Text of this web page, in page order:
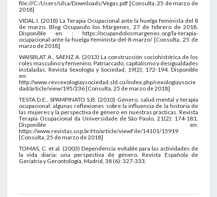
file:///C:/Users/silsa/Downloads/Vegas.pdf [Consulta, 25 de marzo de
2018]
VIDAL I. (2018) La Terapia Ocupacional ante la huelga feminista del 8
de marzo. Blog Ocupando los Márgenes, 27 de febrero de 2018.
Disponible en : https://ocupandolosmargenes.org/la-terapia-
ocupacional-ante-la-huelga-feminista-del-8-marzo/ [Consulta, 25 de
marzo de 2018]
WAISBLAT A., SÁENZ A. (2013) La construcción sociohistórica de los
roles masculino y femenino. Patriarcado, capitalismo y desigualdades
instaladas. Revista Sexología y Sociedad, 19(2): 172-194. Disponible
en:
http://www.revsexologiaysociedad.sld.cu/index.php/sexologiaysocie
dad/article/view/195/236 [Consulta, 25 de marzo de 2018]
TESTA D.E., SPAMPINATO S.B. (2010) Género, salud mental y terapia
ocupacional: algunas reflexiones sobre la influencia de la historia de
las mujeres y la perspectiva de género en nuestras prácticas. Revista
Terapia Ocupacional da Universidade de São Paulo, 21(2): 174-181.
Disponible en:
https://www.revistas.usp.br/rto/article/viewFile/14101/15919
[Consulta, 25 de marzo de 2018]
TOMAS, C. et al. (2003) Dependencia evitable para las actividades de
la vida diaria: una perspectiva de género. Revista Española de
Geriatría y Gerontología, Madrid, 38 (6): 327-333.